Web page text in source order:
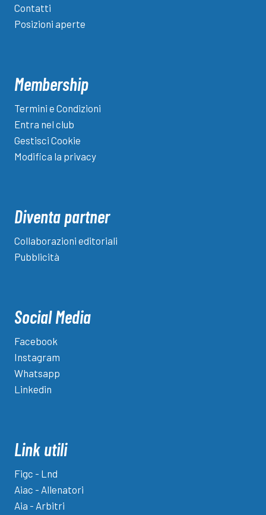
Contatti
Posizioni aperte
Membership
Termini e Condizioni
Entra nel club
Gestisci Cookie
Modifica la privacy
Diventa partner
Collaborazioni editoriali
Pubblicità
Social Media
Facebook
Instagram
Whatsapp
Linkedin
Link utili
Figc - Lnd
Aiac - Allenatori
Aia - Arbitri